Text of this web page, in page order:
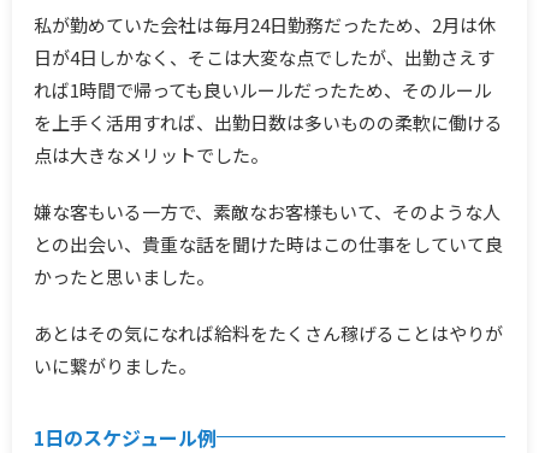
私が勤めていた会社は毎月24日勤務だったため、2月は休
日が4日しかなく、そこは大変な点でしたが、出勤さえす
れば1時間で帰っても良いルールだったため、そのルール
を上手く活用すれば、出勤日数は多いものの柔軟に働ける
点は大きなメリットでした。
嫌な客もいる一方で、素敵なお客様もいて、そのような人
との出会い、貴重な話を聞けた時はこの仕事をしていて良
かったと思いました。
あとはその気になれば給料をたくさん稼げることはやりが
いに繋がりました。
1日のスケジュール例